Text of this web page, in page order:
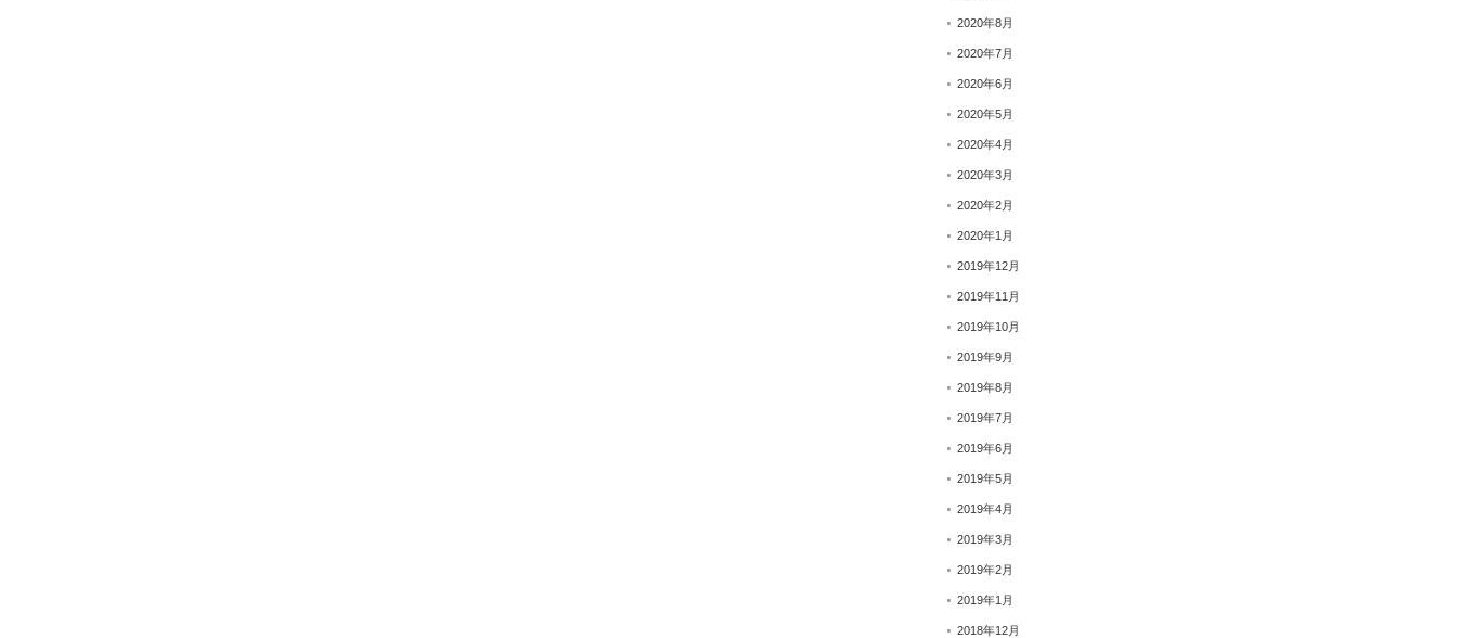
2020年8月
2020年7月
2020年6月
2020年5月
2020年4月
2020年3月
2020年2月
2020年1月
2019年12月
2019年11月
2019年10月
2019年9月
2019年8月
2019年7月
2019年6月
2019年5月
2019年4月
2019年3月
2019年2月
2019年1月
2018年12月